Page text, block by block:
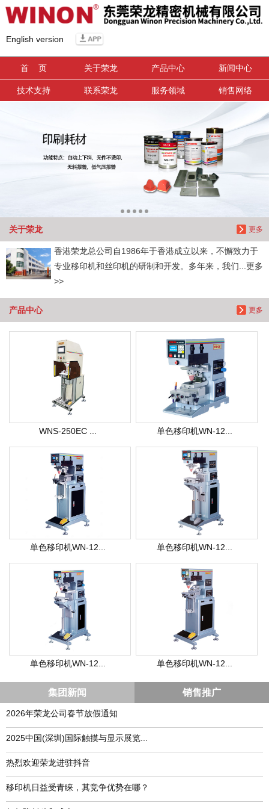
English version
首 页 关于荣龙 产品中心 新闻中心
技术支持 联系荣龙 服务领域 销售网络
更多
关于荣龙
香港荣龙总公司自1986年于香港成立以来，不懈致力于
专业移印机和丝印机的研制和开发。多年来，我们...更多
>>
更多
产品中心
WNS-250EC ... 单色移印机WN-12...
单色移印机WN-12... 单色移印机WN-12...
单色移印机WN-12... 单色移印机WN-12...
集团新闻 销售推广
2026年荣龙公司春节放假通知
​2025中国(深圳)国际触摸与显示展览...
热烈欢迎荣龙进驻抖音
移印机日益受青睐，其竞争优势在哪？
信息搜索
搜索